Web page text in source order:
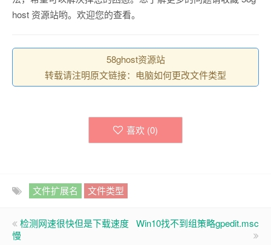
host 资源站哟。欢迎您的查看。
58ghost资源站
转载请注明原文链接：电脑如何更改文件类型
喜欢 (0)
文件扩展名 文件类型
检测网速很快但是下载速度
慢
Win10找不到组策略gpedit.msc